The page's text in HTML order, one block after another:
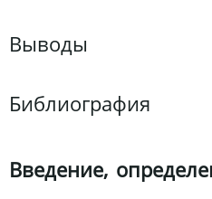
Выводы
Библиография
Введение,